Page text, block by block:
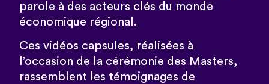
parole à des acteurs clés du monde
économique régional.
Ces vidéos capsules, réalisées à
l’occasion de la cérémonie des Masters,
rassemblent les témoignages de